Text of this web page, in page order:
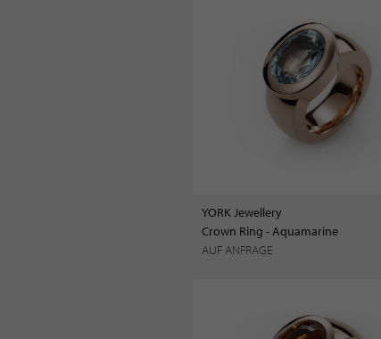
YORK Jewellery
Crown Ring - Aquamarine
AUF ANFRAGE